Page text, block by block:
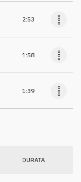
2:53
1:58
1:39
DURATA